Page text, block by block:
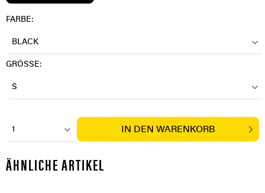
FARBE:
BLACK
GRÖSSE:
S
1 IN DEN WARENKORB
ÄHNLICHE ARTIKEL